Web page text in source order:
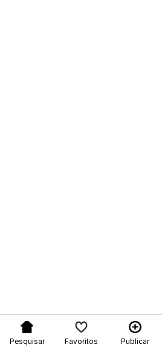
Pesquisar Favoritos Publicar